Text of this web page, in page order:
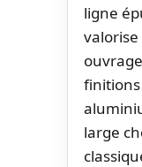
ligne
valorise
large